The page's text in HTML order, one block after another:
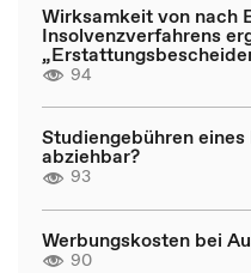
Wirksamkeit von nach
Insolvenzverfahrens
94
Studiengebühren
abziehbar?
93
Werbungskosten bei
90